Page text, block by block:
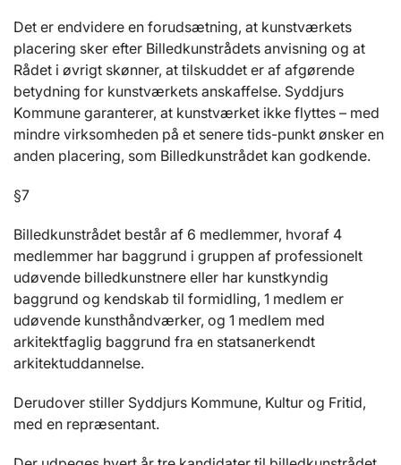
Det er endvidere en forudsætning, at kunstværkets
placering sker efter Billedkunstrådets anvisning og at
Rådet i øvrigt skønner, at tilskuddet er af afgørende
betydning for kunstværkets anskaffelse. Syddjurs
Kommune garanterer, at kunstværket ikke flyttes – med
mindre virksomheden på et senere tids-punkt ønsker en
anden placering, som Billedkunstrådet kan godkende.
§7
Billedkunstrådet består af 6 medlemmer, hvoraf 4
medlemmer har baggrund i gruppen af professionelt
udøvende billedkunstnere eller har kunstkyndig
baggrund og kendskab til formidling, 1 medlem er
udøvende kunsthåndværker, og 1 medlem med
arkitektfaglig baggrund fra en statsanerkendt
arkitektuddannelse.
Derudover stiller Syddjurs Kommune, Kultur og Fritid,
med en repræsentant.